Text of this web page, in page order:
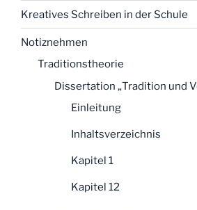
Kreatives Schreiben in der Schule
Notiznehmen
Traditionstheorie
Dissertation „Tradition und
Einleitung
Inhaltsverzeichnis
Kapitel 1
Kapitel 12